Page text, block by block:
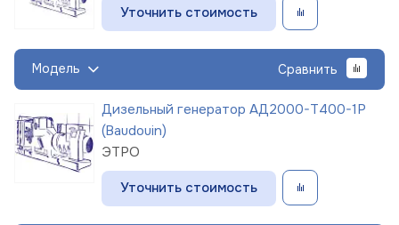
Уточнить стоимость
Модель Сравнить
Дизельный генератор АД2000-Т400-1Р
(Baudouin)
ЭТРО
Уточнить стоимость